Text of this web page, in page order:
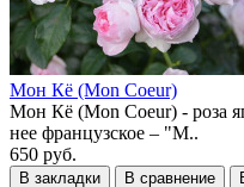
Мон Кё (Mon Coeur)
Мон Кё (Mon Coeur) - роза
нее французское – "М..
650 руб.
В закладки В сравнение